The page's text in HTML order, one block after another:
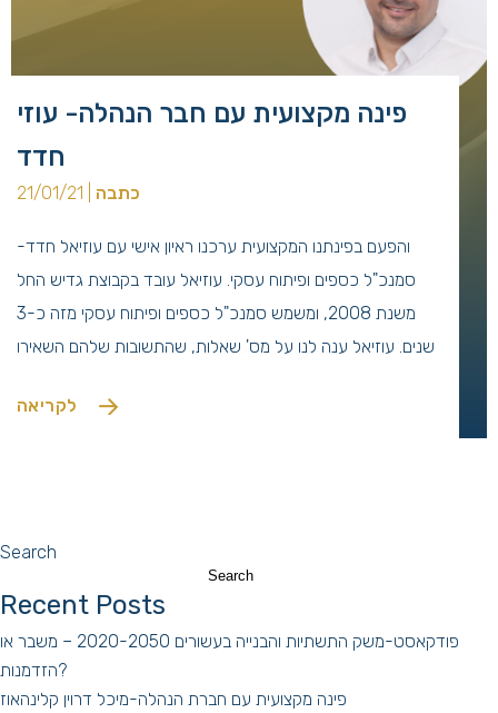
פינה מקצועית עם חבר הנהלה- עוזי
חדד
כתבה
והפעם בפינתנו המקצועית ערכנו ראיון אישי עם עוזיאל חדד-
סמנכ"ל כספים ופיתוח עסקי. עוזיאל עובד בקבוצת גדיש החל
משנת 2008, ומשמש סמנכ"ל כספים ופיתוח עסקי מזה כ-3
שנים. עוזיאל ענה לנו על מס' שאלות, שהתשובות שלהם השאירו
לקריאה
Search
Search
Recent Posts
פודקאסט-משק התשתיות והבנייה בעשורים 2020-2050 – משבר או
הזדמנות?
פינה מקצועית עם חברת הנהלה-מיכל דרוין קלינהאוז